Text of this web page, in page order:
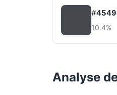
10.4%
Analyse